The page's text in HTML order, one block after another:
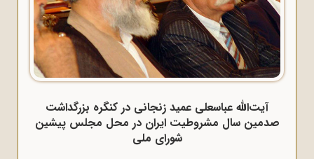
آیت‌الله عباسعلی عمید زنجانی در کنگره بزرگداشت
صدمین سال مشروطیت ایران در محل مجلس پیشین
شورای ملی